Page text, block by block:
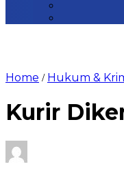
Home / Hukum &
Kurir